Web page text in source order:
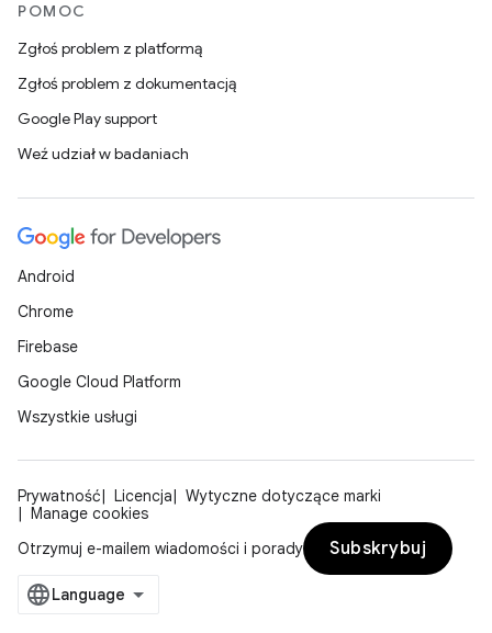
POMOC
Zgłoś problem z platformą
Zgłoś problem z dokumentacją
Google Play support
Weź udział w badaniach
Android
Chrome
Firebase
Google Cloud Platform
Wszystkie usługi
Prywatność Licencja
Wytyczne dotyczące marki
Manage cookies
Otrzymuj e-mailem wiadomości i porady
Subskrybuj